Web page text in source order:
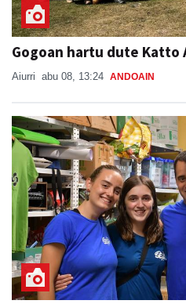
Gogoan hartu dute Katto
Aiurri abu 08, 13:24 ANDOAIN